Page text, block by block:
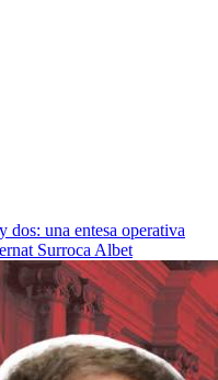
una entesa operativa
Surroca Albet